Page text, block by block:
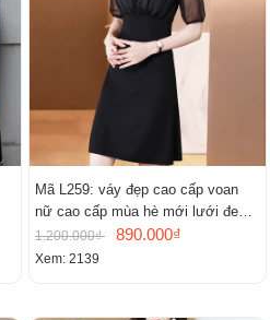
Mã L259: váy đẹp cao cấp voan
nữ cao cấp mùa hè mới lưới đen
cao cấp khí chất nhỏ tay ngắn
1.200.000₫ 890.000₫
Xem: 2139